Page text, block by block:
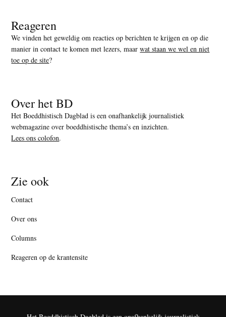
Reageren
We vinden het geweldig om reacties op berichten te krijgen en op die
manier in contact te komen met lezers, maarwat staan we wel en niet
toe op de site?
Over het BD
Het Boeddhistisch Dagblad is een onafhankelijk journalistiek
webmagazine over boeddhistische thema’s en inzichten.
Lees ons colofon.
Zie ook
Contact
Over ons
Columns
Reageren op de krantensite